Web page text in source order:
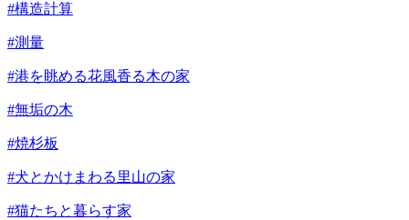
#構造計算
#測量
#港を眺める花風香る木の家
#無垢の木
#焼杉板
#犬とかけまわる里山の家
#猫たちと暮らす家